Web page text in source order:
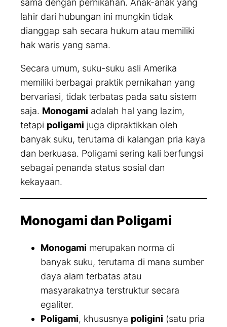
sama dengan pernikahan. Anak-anak yang
lahir dari hubungan ini mungkin tidak
dianggap sah secara hukum atau memiliki
hak waris yang sama.
Secara umum, suku-suku asli Amerika
memiliki berbagai praktik pernikahan yang
bervariasi, tidak terbatas pada satu sistem
saja. Monogami adalah hal yang lazim,
tetapi poligami juga dipraktikkan oleh
banyak suku, terutama di kalangan pria kaya
dan berkuasa. Poligami sering kali berfungsi
sebagai penanda status sosial dan
kekayaan.
Monogami dan Poligami
Monogami merupakan norma di
banyak suku, terutama di mana sumber
daya alam terbatas atau
masyarakatnya terstruktur secara
egaliter.
Poligami, khususnya poligini (satu pria